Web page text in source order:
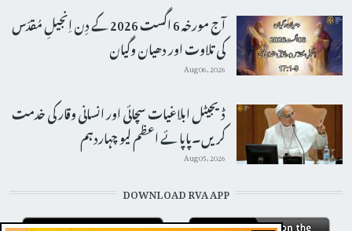
آج مورخہ 6 اگست 2026 کے دِن اِنجیلِ مُقدّس
کی تلاوت اور دھیان وگیان
Aug 06, 2026
ڈیجیٹل ابلاغیات سچائی اور انسانی وقار کی خدمت
کریں۔پاپائے اعظم لیو چہاردہم
Aug 05, 2026
DOWNLOAD RVA APP